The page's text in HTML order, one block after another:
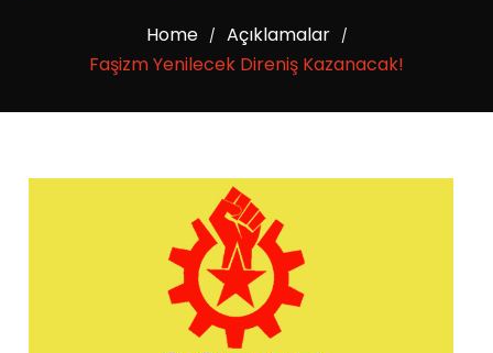
Home / Açıklamalar /
Faşizm Yenilecek Direniş Kazanacak!